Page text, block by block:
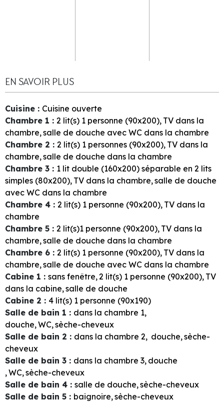
EN SAVOIR PLUS
Cuisine : Cuisine ouverte
Chambre 1 : 2 lit(s) 1 personne (90x200) TV dans la
chambre salle de douche avec WC dans la chambre
Chambre 2 : 2 lit(s) 1 personnes (90x200) TV dans la
chambre salle de douche dans la chambre
Chambre 3 : 1 lit double (160x200) séparable en 2 lits
simples (80x200) TV dans la chambre salle de douche
avec WC dans la chambre
Chambre 4 : 2 lit(s) 1 personne (90x200) TV dans la
chambre
Chambre 5 : 2 lit(s)1 personne (90x200) TV dans la
chambre salle de douche dans la chambre
Chambre 6 : 2 lit(s) 1 personne (90x200) TV dans la
chambre salle de douche avec WC dans la chambre
Cabine 1 : sans fenêtre 2 lit(s) 1 personne (90x200) TV
dans la cabine salle de douche
Cabine 2 : 4 lit(s) 1 personne (90x190)
Salle de bain 1 : dans la chambre 1
douche WC sèche-cheveux
Salle de bain 2 : dans la chambre 2 douche sèche-
cheveux
Salle de bain 3 : dans la chambre 3 douche
WC sèche-cheveux
Salle de bain 4 : salle de douche sèche-cheveux
Salle de bain 5 : baignoire sèche-cheveux